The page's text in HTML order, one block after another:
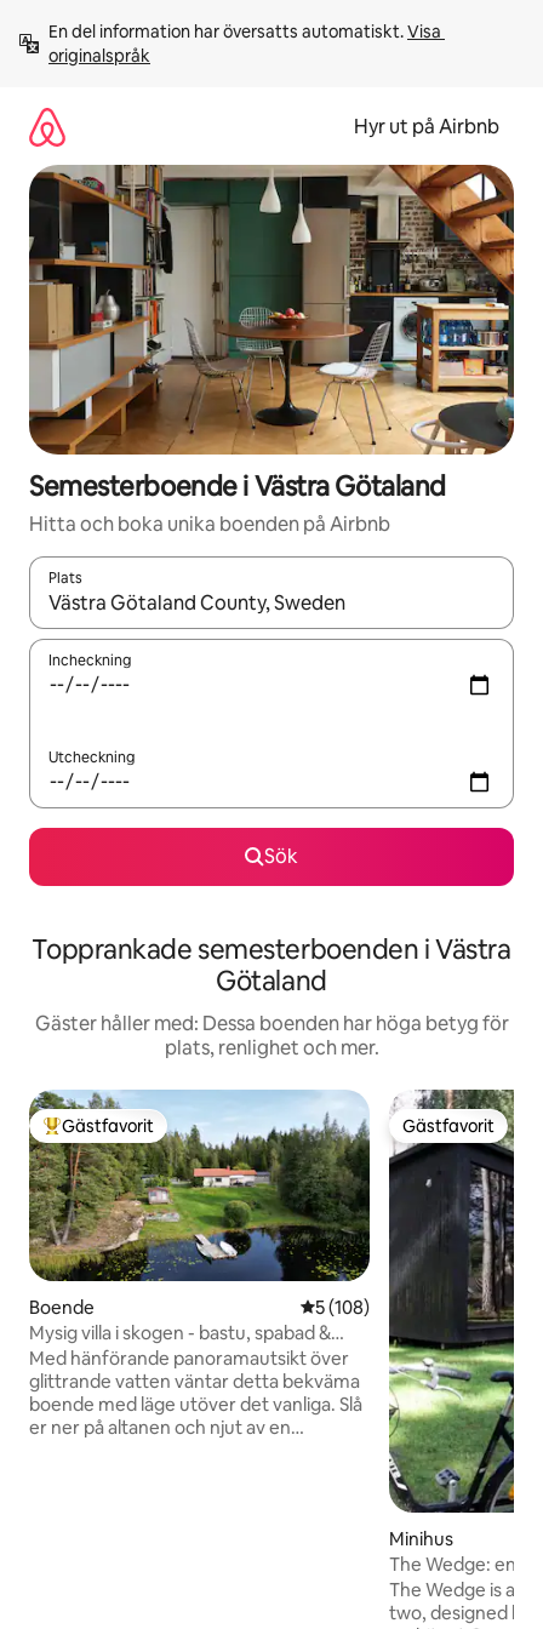
innehåll
En del information har översatts automatiskt. Visa
originalspråk
Hyr ut på Airbnb
Semesterboende i Västra Götaland
Hitta och boka unika boenden på Airbnb
Plats
När resultaten är tillgängliga kan du navigera med upp- och
Incheckning
Utcheckning
Sök
Topprankade semesterboenden i Västra
Götaland
Gäster håller med: Dessa boenden har höga betyg för
plats, renlighet och mer.
Populär gästfavorit
Gästfavorit
Boende 5 av 5 i genomsnittligt
5 (108)
Mysig villa i skogen - bastu, spabad &
egen brygga
Med hänförande panoramautsikt över
glittrande vatten väntar detta bekväma
boende med läge utöver det vanliga. Slå
er ner på altanen och njut av en
Gästfavorit
Gästfavorit
Minihus
The Wedge: en
slott
The Wedge is a
two, designed by